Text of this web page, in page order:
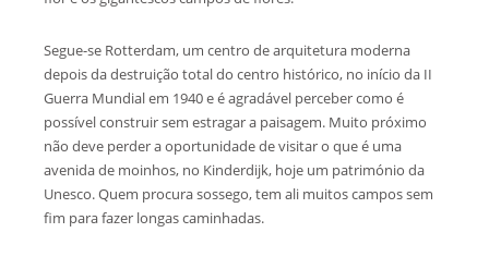
Segue-se Rotterdam, um centro de arquitetura moderna
depois da destruição total do centro histórico, no início da II
Guerra Mundial em 1940 e é agradável perceber como é
possível construir sem estragar a paisagem. Muito próximo
não deve perder a oportunidade de visitar o que é uma
avenida de moinhos, no Kinderdijk, hoje um património da
Unesco. Quem procura sossego, tem ali muitos campos sem
fim para fazer longas caminhadas.